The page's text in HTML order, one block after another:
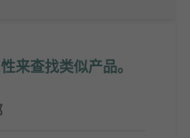
来查找类似产品。